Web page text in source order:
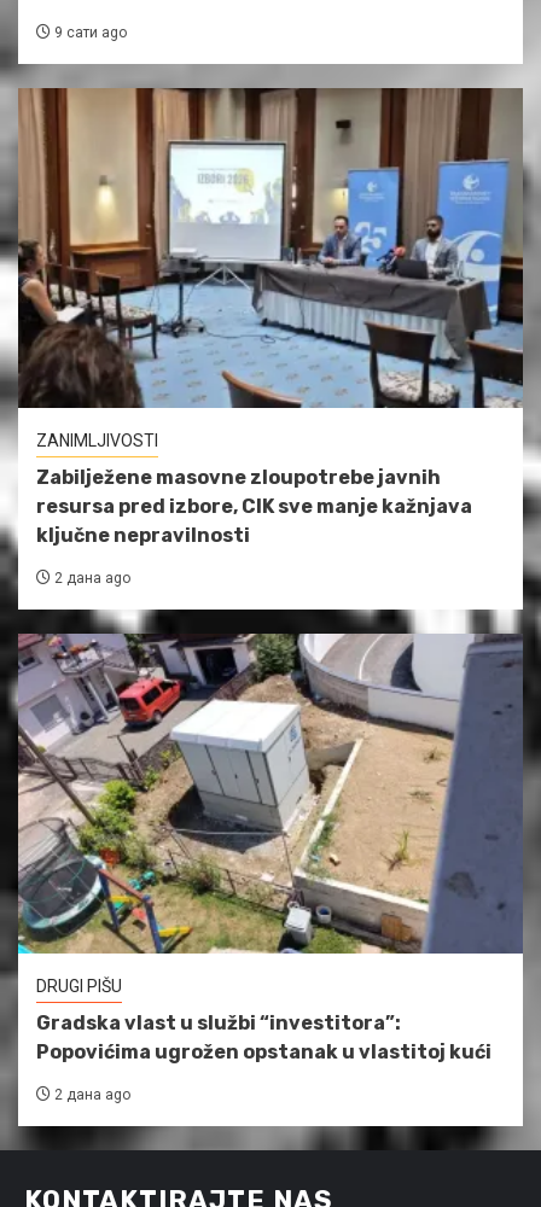
9 сати ago
ZANIMLJIVOSTI
Zabilježene masovne zloupotrebe javnih
resursa pred izbore, CIK sve manje kažnjava
ključne nepravilnosti
2 дана ago
DRUGI PIŠU
Gradska vlast u službi “investitora”:
Popovićima ugrožen opstanak u vlastitoj kući
2 дана ago
KONTAKTIRAJTE NAS